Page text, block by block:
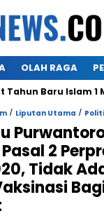
OLAH RAGA
Baru Islam 1
/ Liputan Utama /
2
Tidak